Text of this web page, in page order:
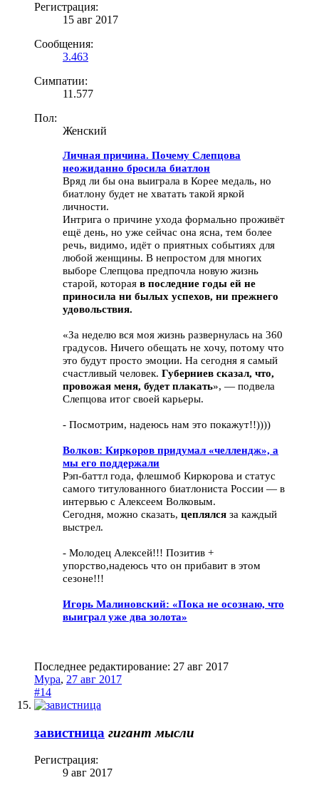
Регистрация:
15 авг 2017
Сообщения:
3.463
Симпатии:
11.577
Пол:
Женский
Личная причина. Почему Слепцова
неожиданно бросила биатлон
Вряд ли бы она выиграла в Корее медаль, но
биатлону будет не хватать такой яркой
личности.
Интрига о причине ухода формально проживёт
ещё день, но уже сейчас она ясна, тем более
речь, видимо, идёт о приятных событиях для
любой женщины. В непростом для многих
выборе Слепцова предпочла новую жизнь
старой, которая в последние годы ей не
приносила ни былых успехов, ни прежнего
удовольствия.
«За неделю вся моя жизнь развернулась на 360
градусов. Ничего обещать не хочу, потому что
это будут просто эмоции. На сегодня я самый
счастливый человек. Губерниев сказал, что,
провожая меня, будет плакать», — подвела
Слепцова итог своей карьеры.
- Посмотрим, надеюсь нам это покажут!!))))
Волков: Киркоров придумал «челлендж», а
мы его поддержали
Рэп-баттл года, флешмоб Киркорова и статус
самого титулованного биатлониста России — в
интервью с Алексеем Волковым.
Сегодня, можно сказать, цеплялся за каждый
выстрел.
- Молодец Алексей!!! Позитив +
упорство,надеюсь что он прибавит в этом
сезоне!!!
Игорь Малиновский: «Пока не осознаю, что
выиграл уже два золота»
Последнее редактирование: 27 авг 2017
Мура, 27 авг 2017
#14
завистница гигант мысли
Регистрация:
9 авг 2017